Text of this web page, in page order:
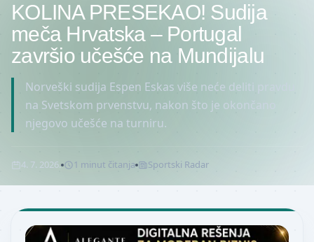
KOLINA PRESEKAO! Sudija
meča Hrvatska – Portugal
završio učešće na Mundijalu
Norveški sudija Espen Eskas više neće deliti pravdu
na Svetskom prvenstvu, nakon što je okončano
njegovo učešće na turniru.
4. 7. 2026. 1 minut čitanja Sportski Radar